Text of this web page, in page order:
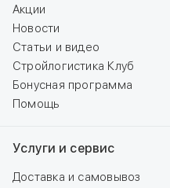
Акции
Новости
Статьи и видео
Стройлогистика Клуб
Бонусная программа
Помощь
Услуги и сервис
Доставка и самовывоз